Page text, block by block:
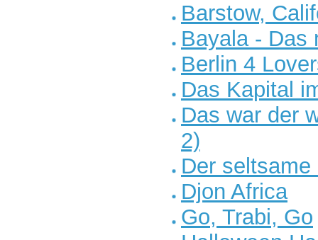
Barstow,
Bayala - Das
Berlin 4
Das Kapital
Das war der
2)
Der
Djon Africa
Go, Trabi, Go